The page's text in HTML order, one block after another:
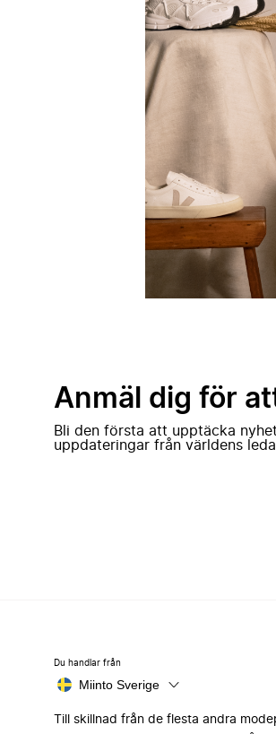
Anmäl dig för
Bli den första att upptäcka
uppdateringar från världens
Du handlar från
Miinto Sverige
Till skillnad från de flesta andra